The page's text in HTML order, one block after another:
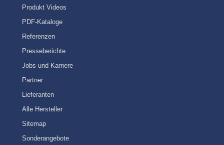
Produkt Videos
PDF-Kataloge
Referenzen
Presseberichte
Jobs und Karriere
Partner
Lieferanten
Alle Hersteller
Sitemap
Sonderangebote